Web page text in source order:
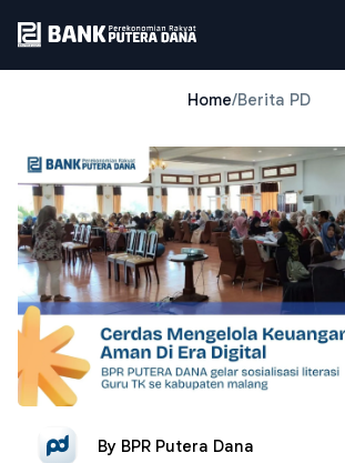
Home/Berita PD
By BPR Putera Dana